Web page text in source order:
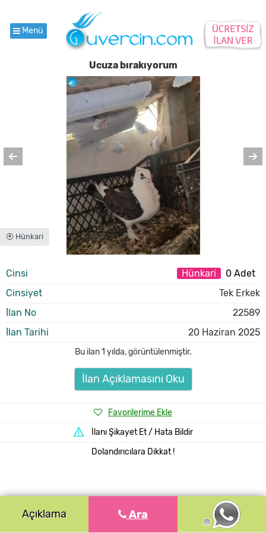
Menü
Ucuza bırakıyorum
⦿ Hünkari
Cinsi Hünkari
0 Adet
Cinsiyet
Tek Erkek
İlan No
22589
İlan Tarihi
20 Haziran 2025
Bu ilan1 yılda,görüntülenmiştir.
İlan Açıklamasını Oku
Favorilerime Ekle
İlanı Şikayet Et / Hata Bildir
Dolandırıcılara Dikkat !
Açıklama Ara